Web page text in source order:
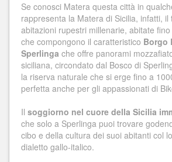
Se conosci Matera questa città in
rappresenta la Matera di Sicilia, infatti,
abitazioni rupestri millenarie, abitate
che compongono il caratteristico Borgo
Sperlinga che offre panorami
siciliana, circondato dal Bosco di
la riserva naturale che si erge fino a
perfetta anche per gli appassionati di
Il soggiorno nel cuore della Sicilia
che solo a Sperlinga puoi trovare
cibo e della cultura dei suoi abitanti col
dialetto gallo-italico.